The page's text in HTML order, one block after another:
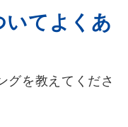
いてよくあ
グを教えてくださ